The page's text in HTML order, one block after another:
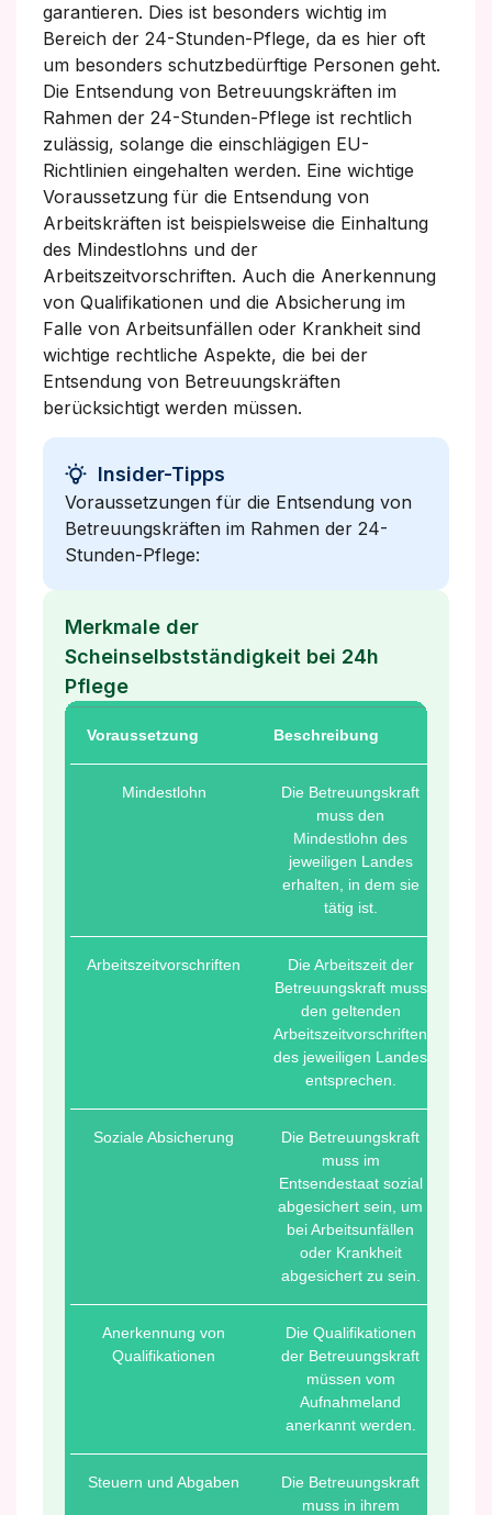
garantieren. Dies ist besonders wichtig im
Bereich der 24-Stunden-Pflege, da es hier oft
um besonders schutzbedürftige Personen geht.
Die Entsendung von Betreuungskräften im
Rahmen der 24-Stunden-Pflege ist rechtlich
zulässig, solange die einschlägigen EU-
Richtlinien eingehalten werden. Eine wichtige
Voraussetzung für die Entsendung von
Arbeitskräften ist beispielsweise die Einhaltung
des Mindestlohns und der
Arbeitszeitvorschriften. Auch die Anerkennung
von Qualifikationen und die Absicherung im
Falle von Arbeitsunfällen oder Krankheit sind
wichtige rechtliche Aspekte, die bei der
Entsendung von Betreuungskräften
berücksichtigt werden müssen.
Insider-Tipps
Voraussetzungen für die Entsendung von
Betreuungskräften im Rahmen der 24-
Stunden-Pflege:
Merkmale der
Scheinselbstständigkeit bei 24h
Pflege
Voraussetzung Beschreibung
Mindestlohn
Die Betreuungskraft
muss den
Mindestlohn des
jeweiligen Landes
erhalten, in dem sie
tätig ist.
Arbeitszeitvorschriften
Die Arbeitszeit der
Betreuungskraft muss
den geltenden
Arbeitszeitvorschriften
des jeweiligen Landes
entsprechen.
Soziale Absicherung
Die Betreuungskraft
muss im
Entsendestaat sozial
abgesichert sein, um
bei Arbeitsunfällen
oder Krankheit
abgesichert zu sein.
Anerkennung von
Qualifikationen
Die Qualifikationen
der Betreuungskraft
müssen vom
Aufnahmeland
anerkannt werden.
Steuern und Abgaben
Die Betreuungskraft
muss in ihrem